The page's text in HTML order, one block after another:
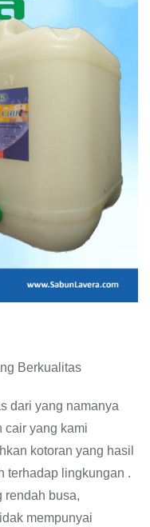
Berkualitas
dari yang namanya
cair yang kami
kotoran yang hasil
terhadap lingkungan .
rendah busa,
mempunyai